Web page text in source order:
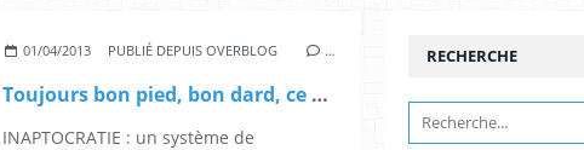
01/04/2013 PUBLIÉ DEPUIS OVERBLOG …
Toujours bon pied, bon dard, ce cher Jean.
INAPTOCRATIE : un système de
RECHERCHE